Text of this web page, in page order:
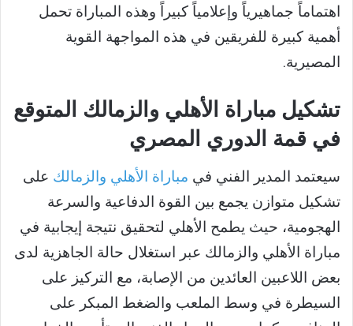
اهتماماً جماهيرياً وإعلامياً كبيراً وهذه المباراة تحمل
أهمية كبيرة للفريقين في هذه المواجهة القوية
المصيرية.
تشكيل مباراة الأهلي والزمالك المتوقع
في قمة الدوري المصري
سيعتمد المدير الفني في مباراة الأهلي والزمالك على
تشكيل متوازن يجمع بين القوة الدفاعية والسرعة
الهجومية، حيث يطمح الأهلي لتحقيق نتيجة إيجابية في
مباراة الأهلي والزمالك عبر استغلال حالة الجاهزية لدى
بعض اللاعبين العائدين من الإصابة، مع التركيز على
السيطرة في وسط الملعب والضغط المبكر على